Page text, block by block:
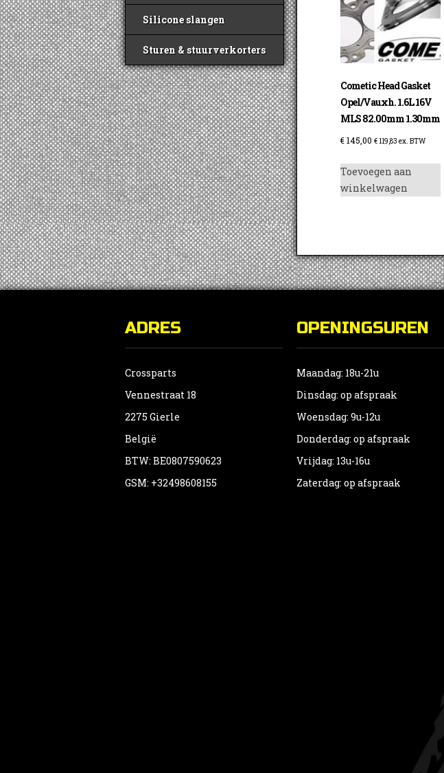
Silicone slangen
Sturen & stuurverkorters
Cometic Head Gasket
Opel/Vauxh. 1.6L 16V
MLS 82.00mm 1.30mm
€145,00 € 119,83 ex. BTW
Toevoegen aan
winkelwagen
ADRES
Crossparts
Vennestraat 18
2275 Gierle
België
BTW: BE0807590623
GSM: +32498608155
OPENINGSUREN
Maandag: 18u-21u
Dinsdag: op afspraak
Woensdag: 9u-12u
Donderdag: op afspraak
Vrijdag: 13u-16u
Zaterdag: op afspraak